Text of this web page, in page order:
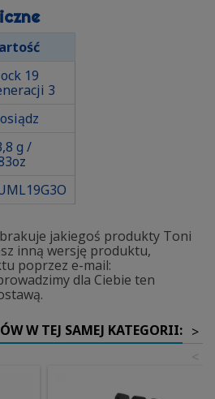
19
3
g /
jakiegoś produkty Toni
inną wersję produktu,
poprzez e-mail:
dla Ciebie ten
W TEJ SAMEJ KATEGORII: >
<